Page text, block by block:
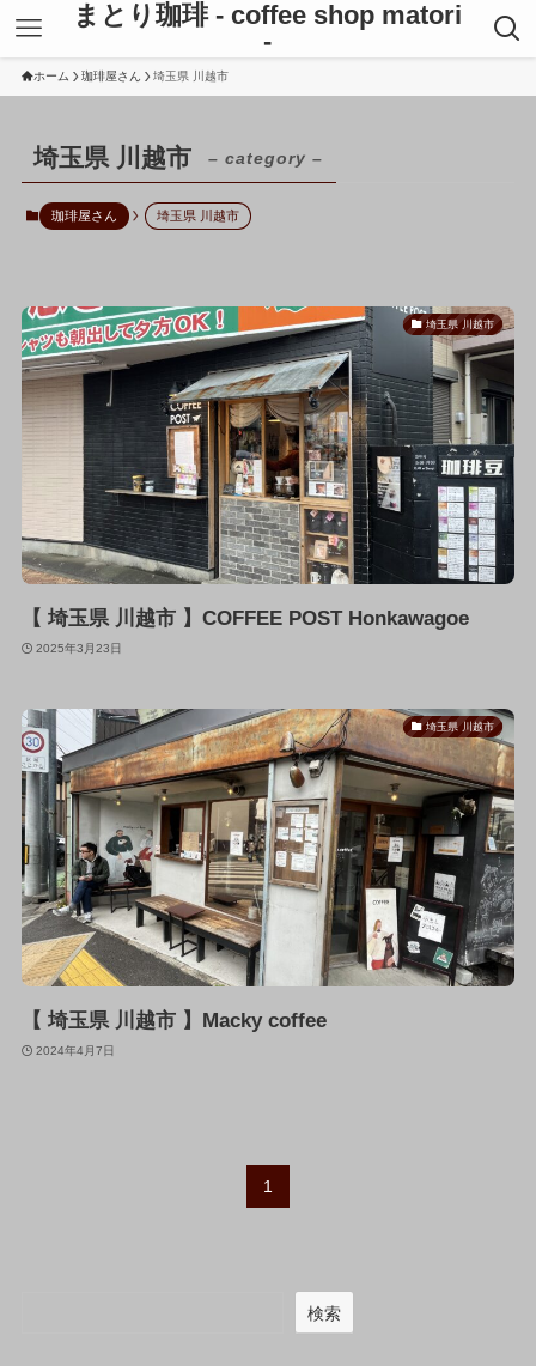
まとり珈琲 - coffee shop matori
-
ホーム 珈琲屋さん 埼玉県 川越市
埼玉県 川越市 – category –
珈琲屋さん 埼玉県 川越市
埼玉県 川越市
【 埼玉県 川越市 】COFFEE POST Honkawagoe
2025年3月23日
埼玉県 川越市
【 埼玉県 川越市 】Macky coffee
2024年4月7日
1
検索